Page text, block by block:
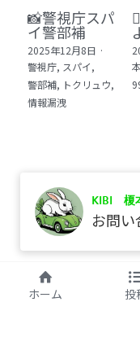
📸警視庁スパ
イ警部補
2025年12月8日 ·
警視庁, スパイ,
警部補, トクリュウ,
情報漏洩
©2017
ホーム 投
KIBI 榎
お問